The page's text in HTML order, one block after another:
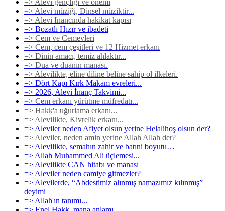
=> Alevi müziği, Dinsel müziktir...
=> Alevi Inancında hakikat kapısı
=> Bozatlı Hızır ve ibadeti
=> Cem ve Cemevleri
=> Cem, cem çeşitleri ve 12 Hizmet erkanı
=> Dinin amacı, temiz ahlaktır...
=> Dua ve duanın manası.
=> Alevilikte, eline diline beline sahip ol ilkeleri.
=> Dört Kapı Kırk Makam evreleri...
=> 2026, Alevi İnanç Takvimi...
=> Cem erkanı yürütme müfredatı...
=> Hakk'a uğurlama erkanı...
=> Alevilikte, Kivrelik erkanı...
=> Aleviler neden Afiyet olsun yerine Helalihoş olsun der?
=> Aleviler, neden amin yerine Allah Allah der?
=> Alevilikte, semahın zahir ve batıni boyutu…
=> Allah Muhammed Ali üçlemesi...
=> Alevilikte CAN hitabı ve manası
=> Aleviler neden camiye gitmezler?
=> Alevilerde, “Abdestimiz alınmış namazımız kılınmış”
deyimi
=> Allah'ın tanımı...